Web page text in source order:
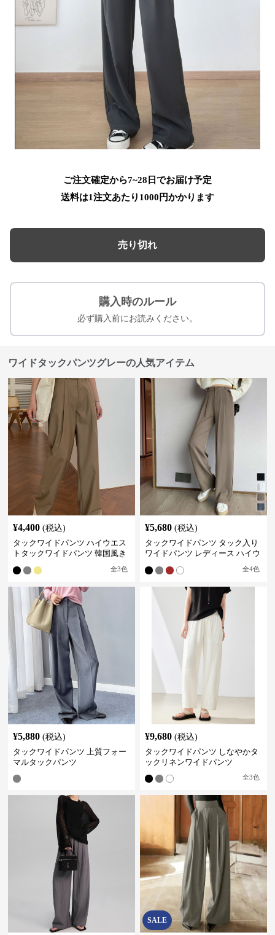
ご注文確定から7~28日でお届け予定
送料は1注文あたり 1000 円かかります
売り切れ
購入時のルール
必ず購入前にお読みください。
ワイドタックパンツグレーの人気アイテム
¥4,400 (税込)
タックワイドパンツ ハイウエス
トタックワイドパンツ 韓国風き
全3色
¥5,680 (税込)
タックワイドパンツ タック入り
ワイドパンツ レディース ハイウ
全4色
¥5,880 (税込)
タックワイドパンツ 上質フォー
マルタックパンツ
¥9,680 (税込)
タックワイドパンツ しなやかタ
ックリネンワイドパンツ
全3色
SALE